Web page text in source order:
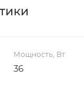
Мощность, Вт
36